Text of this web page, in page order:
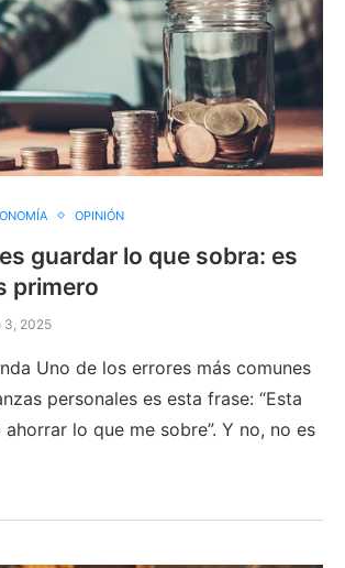
OPINIÓN
guardar lo que sobra: es
primero
3, 2025
Uno de los errores más comunes
personales es esta frase: “Esta
lo que me sobre”. Y no, no es